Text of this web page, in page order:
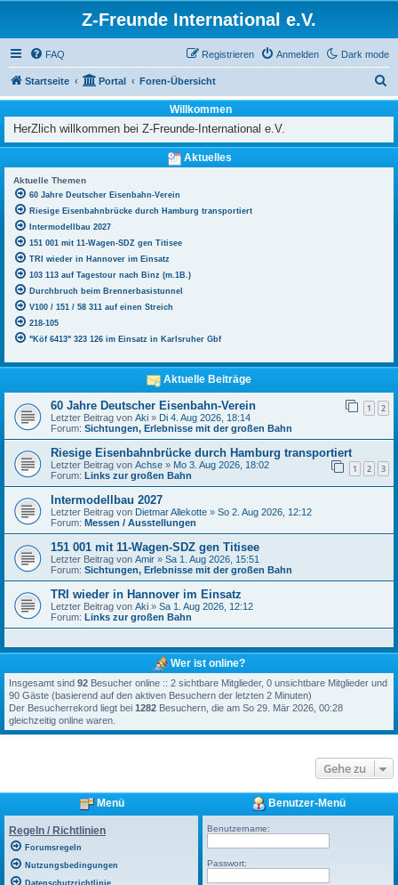
Z-Freunde International e.V.
Dark mode
FAQ Anmelden
Registrieren
Startseite Portal Foren-Übersicht
u
h
e
Willkommen
HerZlich willkommen bei Z-Freunde-International e.V.
Aktuelles
Aktuelle Themen
60 Jahre Deutscher Eisenbahn-Verein
Riesige Eisenbahnbrücke durch Hamburg transportiert
Intermodellbau 2027
151 001 mit 11-Wagen-SDZ gen Titisee
TRI wieder in Hannover im Einsatz
103 113 auf Tagestour nach Binz (m.1B.)
Durchbruch beim Brennerbasistunnel
V100 / 151 / 58 311 auf einen Streich
218-105
"Köf 6413" 323 126 im Einsatz in Karlsruher Gbf
Aktuelle Beiträge
60 Jahre Deutscher Eisenbahn-Verein 1 2
Letzter Beitrag von Aki » Di 4. Aug 2026, 18:14
Forum: Sichtungen, Erlebnisse mit der großen Bahn
Riesige Eisenbahnbrücke durch Hamburg transportiert
1 2 3
Letzter Beitrag von Achse » Mo 3. Aug 2026, 18:02
Forum: Links zur großen Bahn
Intermodellbau 2027
Letzter Beitrag von Dietmar Allekotte » So 2. Aug 2026, 12:12
Forum: Messen / Ausstellungen
151 001 mit 11-Wagen-SDZ gen Titisee
Letzter Beitrag von Amir » Sa 1. Aug 2026, 15:51
Forum: Sichtungen, Erlebnisse mit der großen Bahn
TRI wieder in Hannover im Einsatz
Letzter Beitrag von Aki » Sa 1. Aug 2026, 12:12
Forum: Links zur großen Bahn
Wer ist online?
Insgesamt sind 92 Besucher online :: 2 sichtbare Mitglieder, 0 unsichtbare Mitglieder und
90 Gäste (basierend auf den aktiven Besuchern der letzten 2 Minuten)
Der Besucherrekord liegt bei 1282 Besuchern, die am So 29. Mär 2026, 00:28
gleichzeitig online waren.
Gehe zu
Menü
Regeln / Richtlinien
Forumsregeln
Nutzungsbedingungen
Datenschutzrichtlinie
Benutzer-Menü
Benutzername:
Passwort: